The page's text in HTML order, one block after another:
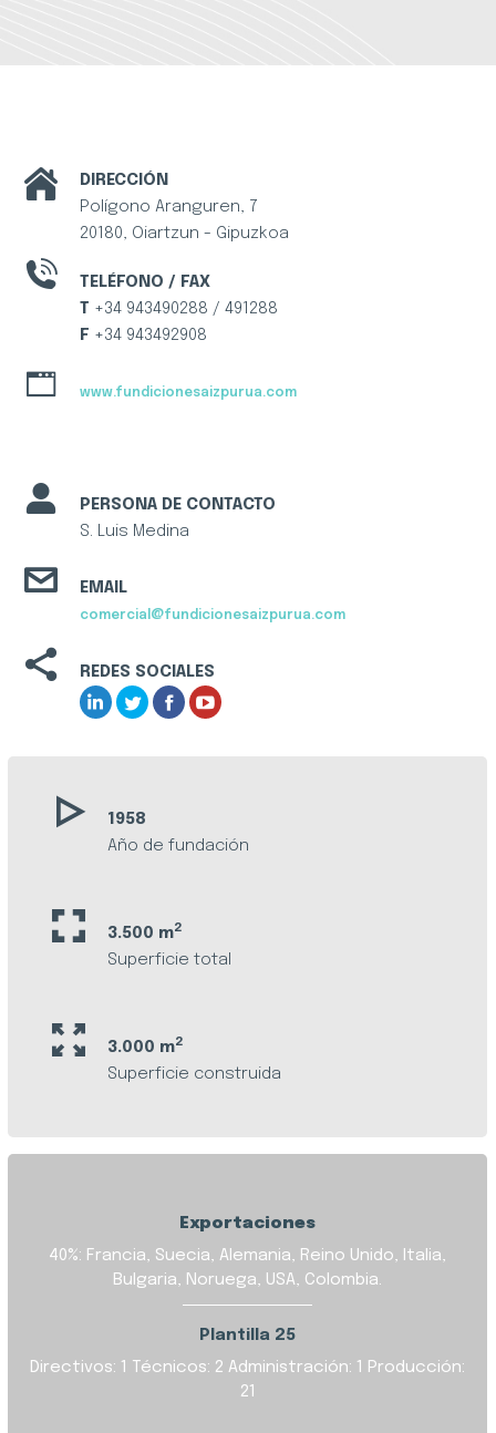
DIRECCIÓN
Polígono Aranguren, 7
20180, Oiartzun - Gipuzkoa
TELÉFONO / FAX
T +34 943490288 / 491288
F +34 943492908
www.fundicionesaizpurua.com
PERSONA DE CONTACTO
S. Luis Medina
EMAIL
comercial@fundicionesaizpurua.com
REDES SOCIALES
1958
Año de fundación
3.500 m2
Superficie total
3.000 m2
Superficie construida
Exportaciones
40%: Francia, Suecia, Alemania, Reino Unido, Italia,
Bulgaria, Noruega, USA, Colombia.
Plantilla 25
Directivos: 1
Técnicos: 2 Administración: 1 Producción:
21